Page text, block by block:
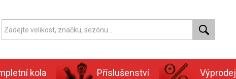
kola Příslušenství Výprodej